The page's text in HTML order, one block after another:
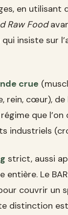
en utilisant
Raw Food
insiste sur
crue
rein, cœur), de
régime que
industriels
strict, aussi
Le
couvrir un
distinction